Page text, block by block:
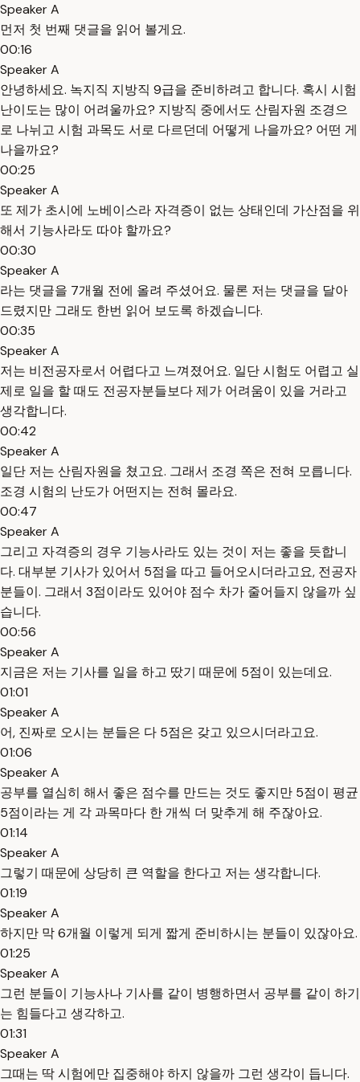
Speaker A
먼저 첫 번째 댓글을 읽어 볼게요.
00:16
Speaker A
안녕하세요. 녹지직 지방직 9급을 준비하려고 합니다. 혹시 시험
난이도는 많이 어려울까요? 지방직 중에서도 산림자원 조경으
로 나뉘고 시험 과목도 서로 다르던데 어떻게 나을까요? 어떤 게
나을까요?
00:25
Speaker A
또 제가 초시에 노베이스라 자격증이 없는 상태인데 가산점을 위
해서 기능사라도 따야 할까요?
00:30
Speaker A
라는 댓글을 7개월 전에 올려 주셨어요. 물론 저는 댓글을 달아
드렸지만 그래도 한번 읽어 보도록 하겠습니다.
00:35
Speaker A
저는 비전공자로서 어렵다고 느껴졌어요. 일단 시험도 어렵고 실
제로 일을 할 때도 전공자분들보다 제가 어려움이 있을 거라고
생각합니다.
00:42
Speaker A
일단 저는 산림자원을 쳤고요. 그래서 조경 쪽은 전혀 모릅니다.
조경 시험의 난도가 어떤지는 전혀 몰라요.
00:47
Speaker A
그리고 자격증의 경우 기능사라도 있는 것이 저는 좋을 듯합니
다. 대부분 기사가 있어서 5점을 따고 들어오시더라고요, 전공자
분들이. 그래서 3점이라도 있어야 점수 차가 줄어들지 않을까 싶
습니다.
00:56
Speaker A
지금은 저는 기사를 일을 하고 땄기 때문에 5점이 있는데요.
01:01
Speaker A
어, 진짜로 오시는 분들은 다 5점은 갖고 있으시더라고요.
01:06
Speaker A
공부를 열심히 해서 좋은 점수를 만드는 것도 좋지만 5점이 평균
5점이라는 게 각 과목마다 한 개씩 더 맞추게 해 주잖아요.
01:14
Speaker A
그렇기 때문에 상당히 큰 역할을 한다고 저는 생각합니다.
01:19
Speaker A
하지만 막 6개월 이렇게 되게 짧게 준비하시는 분들이 있잖아요.
01:25
Speaker A
그런 분들이 기능사나 기사를 같이 병행하면서 공부를 같이 하기
는 힘들다고 생각하고.
01:31
Speaker A
그때는 딱 시험에만 집중해야 하지 않을까 그런 생각이 듭니다.